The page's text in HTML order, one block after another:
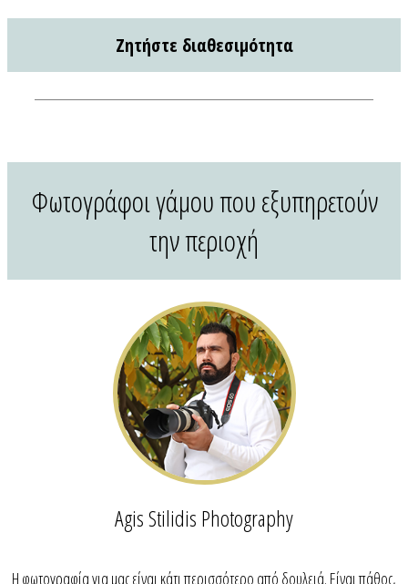
Clients
Διαφημιστείτε
Ζητήστε διαθεσιμότητα
Φωτογράφοι γάμου που εξυπηρετούν
την περιοχή
Agis Stilidis Photography
H φωτογραφία για μας είναι κάτι περισσότερο από δουλειά. Είναι πάθος,